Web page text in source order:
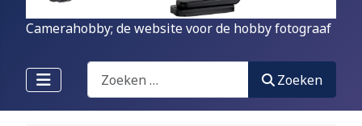
Camerahobby; de website voor de hobby fotograaf
Zoeken
Zoeken